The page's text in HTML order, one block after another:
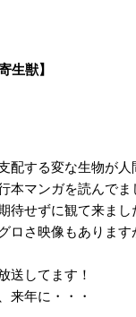
寄生獣】
配する変な生物が
本マンガを読んでま
待せずに観て来ま
ロさ映像もありま
送してます！
来年に・・・